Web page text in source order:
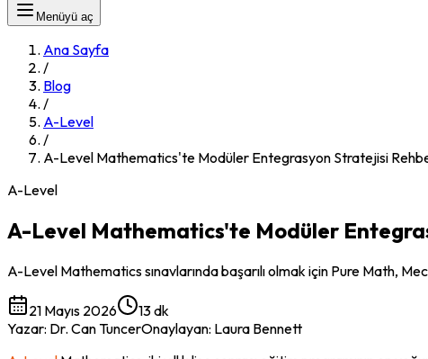
Menüyü aç
Ana Sayfa
/
Blog
/
A-Level
/
A-Level Mathematics'te Modüler Entegrasyon Stratejisi
A-Level
A-Level Mathematics'te Modüler
A-Level Mathematics sınavlarında başarılı olmak için Pure Math,
21 Mayıs 2026
13 dk
Yazar: Dr. Can TuncerOnaylayan: Laura Bennett